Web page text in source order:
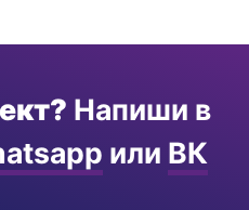
Напиши в
или ВК